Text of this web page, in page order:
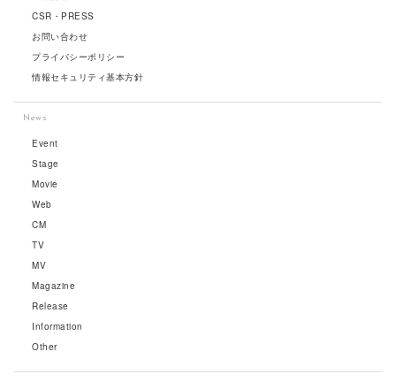
CSR・PRESS
お問い合わせ
プライバシーポリシー
情報セキュリティ基本方針
News
Event
Stage
Movie
Web
CM
TV
MV
Magazine
Release
Information
Other